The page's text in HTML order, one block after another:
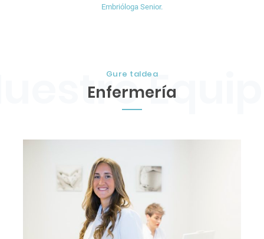
Embrióloga Senior.
Gure taldea
Enfermería